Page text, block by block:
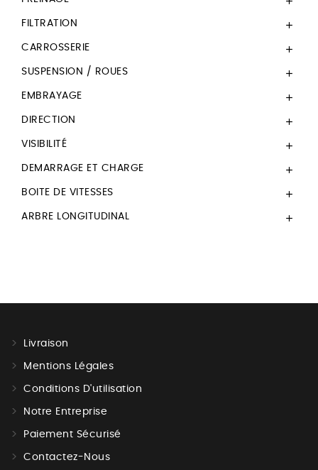
FILTRATION 
CARROSSERIE 
SUSPENSION / ROUES 
EMBRAYAGE 
DIRECTION 
VISIBILITÉ 
DEMARRAGE ET CHARGE 
BOITE DE VITESSES 
ARBRE LONGITUDINAL 
Livraison
Mentions Légales
Conditions D'utilisation
Notre Entreprise
Paiement Sécurisé
Contactez-Nous